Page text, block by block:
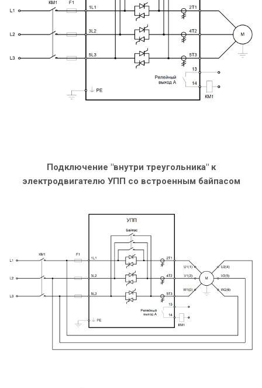
Подключение "внутри треугольника" к
электродвигателю УПП со встроенным байпасом